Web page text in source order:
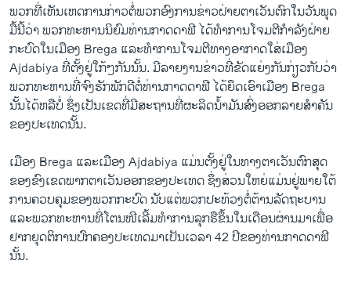
ພວກ​ທີ່​ເຫັນ​ເຫດການ​ກ່າວ​ຕໍ່​ພວກ​ອົງການ​ຂ່າວ​ຝ່າຍ​ຕາ​ເວັນຕົກໃນ​ວັນ​ພຸດ​
ມື້​ນີ້​ວ່າ ພວກ​ທະຫານ​ນິຍົມ​ທ່ານ​ກາດ​ດາ​ຟີ ​ໄດ້​ທໍາ​ການ​ໂຈມ​ຕີ​ກໍາລັງ​ຝ່າຍ​
ກະບົດ​ໃນ​ເມືອງ Brega ​ແລະ​ທໍາ​ການ​ໂຈມ​ຕີ​ທາງ​ອາກາດ​ໃສ່​ເມືອງ
Ajdabiya ທີ່​ຕັ້ງ​ຢູ່​ໃກ້ໆ​ກັນ​ນັ້ນ. ມີ​ລາຍ​ງານ​ຂ່າວ​ທີ່​ຂັດແຍ່ງ​ກັນກ່ຽວ​ກັບ​ວ່າ
ພວກ​ທະຫານ​ທີ່​ຈົງ​ຮັກ​ພັກດີ​ຕໍ່​ທ່ານ​ກາດ​ດາ​ຟີ ​ໄດ້​ຍຶດ​ເອົາ​ເມືອງ Brega
ນັ້ນ​ໄດ້​ຫລື​ບໍ່ ຊຶ່ງ​ເປັນ​ເຂດ​ທີ່ມີ​ສະຖານ​ທີ່​ຜະລິດ​ນໍ້າມັນສົ່ງ​ອອກລາຍ​ສໍາຄັນ
ຂອງ​ປະ​ເທດ​ນັ້ນ.
ເມືອງ Brega ​ແລະ​ເມືອງ Ajdabiya ແມ່ນ​ຕັ້ງ​ຢູ່​ໃນ​ທາງຕາ​ເວັນ​ຕົກ​ສຸດ
ຂອງ​ຂົງ​ເຂດ​ພາກຕາ​ເວັນອອກ​ຂອງ​ປະ​ເທດ ຊຶ່ງ​ສ່ວນ​ໃຫຍ່​ແມ່ນ​ຢູ່​ພາຍ​ໃຕ້​
ການ​ຄວບ​ຄຸມ​ຂອງ​ພວກ​ກະບົດ​ ນັບ​ແຕ່​ພວກ​ປະ​ທ້ວງ​ຕໍ່ຕ້ານ​ລັດຖະບານ​
ແລະ​ພວກ​ທະຫານ​ທີ່​ໂຕນ​ໜີ​ເລີ້ມ​ທໍາ​ການ​ລຸກ​ຮື​ຂຶ້ນໃນ​ເດືອນ​ຜ່ານ​ມາ​ເພື່ອ​
ຢາກ​ຍຸດຕິ​ການ​ປົກຄອງ​ປະ​ເທດ​ມາ​ເປັນ​ເວລາ 42 ປີ​ຂອງ​ທ່ານ​ກາດ​ດາ​ຟີ​
ນັ້ນ.